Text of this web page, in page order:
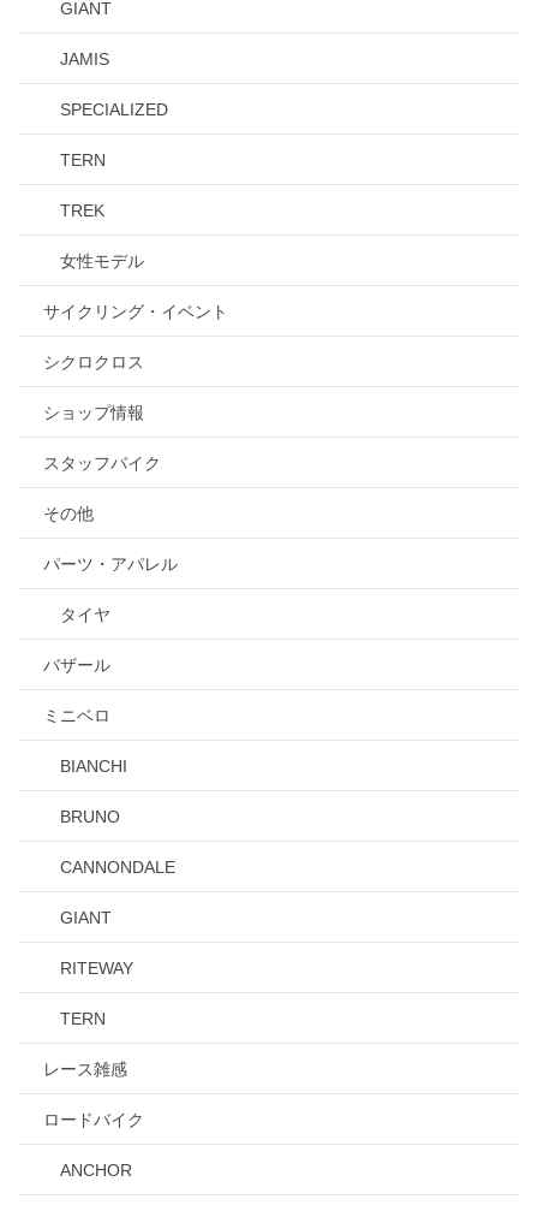
GIANT
JAMIS
SPECIALIZED
TERN
TREK
女性モデル
サイクリング・イベント
シクロクロス
ショップ情報
スタッフバイク
その他
パーツ・アパレル
タイヤ
バザール
ミニベロ
BIANCHI
BRUNO
CANNONDALE
GIANT
RITEWAY
TERN
レース雑感
ロードバイク
ANCHOR